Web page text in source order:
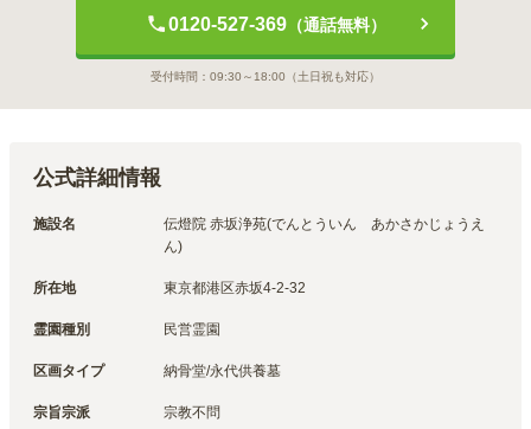
0120-527-369（通話無料）
受付時間： 09:30～18:00 （土日祝も対応）
公式詳細情報
施設名
伝燈院 赤坂浄苑(でんとういん　あかさかじょうえ
ん)
所在地 東京都港区赤坂4-2-32
霊園種別 民営霊園
区画タイプ 納骨堂/永代供養墓
宗旨宗派 宗教不問